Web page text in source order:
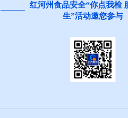
红河州食品安全“你点我检
生”活动邀您参与